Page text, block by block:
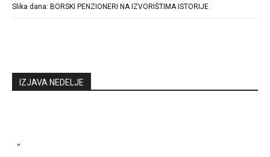
Slika dana: BORSKI PENZIONERI NA IZVORIŠTIMA ISTORIJE
IZJAVA NEDELJE
"